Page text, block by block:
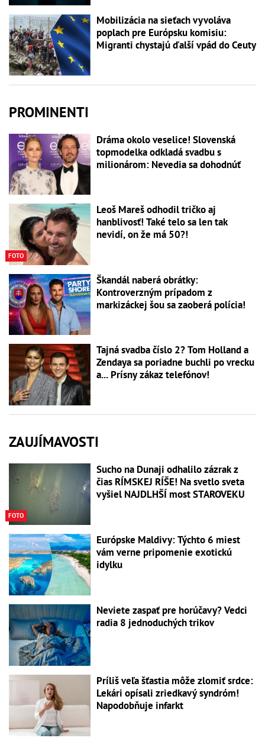
Mobilizácia na sieťach vyvoláva
poplach pre Európsku komisiu:
Migranti chystajú ďalší vpád do Ceuty
PROMINENTI
Dráma okolo veselice! Slovenská
topmodelka odkladá svadbu s
milionárom: Nevedia sa dohodnúť
FOTO
Leoš Mareš odhodil tričko aj
hanblivosť! Také telo sa len tak
nevidí, on že má 50?!
Škandál naberá obrátky:
Kontroverzným prípadom z
markizáckej šou sa zaoberá polícia!
Tajná svadba číslo 2? Tom Holland a
Zendaya sa poriadne buchli po vrecku
a... Prísny zákaz telefónov!
ZAUJÍMAVOSTI
FOTO
Sucho na Dunaji odhalilo zázrak z
čias RÍMSKEJ RÍŠE! Na svetlo sveta
vyšiel NAJDLHŠÍ most STAROVEKU
Európske Maldivy: Týchto 6 miest
vám verne pripomenie exotickú
idylku
Neviete zaspať pre horúčavy? Vedci
radia 8 jednoduchých trikov
Príliš veľa šťastia môže zlomiť srdce:
Lekári opísali zriedkavý syndróm!
Napodobňuje infarkt